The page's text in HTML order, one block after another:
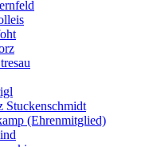
Stuckenschmidt
(Ehrenmitglied)